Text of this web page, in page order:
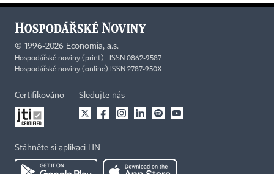
© 1996-2026 Economia, a.s.
Hospodářské noviny (print) ISSN 0862-9587
Hospodářské noviny (online) ISSN 2787-950X
Certifikováno Sledujte nás
Stáhněte si aplikaci HN